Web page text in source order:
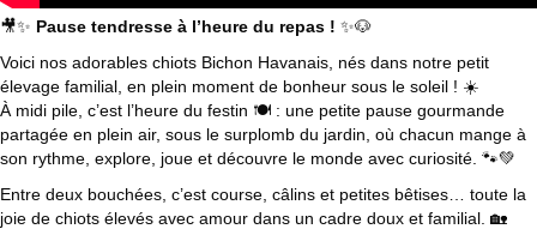
🎥✨ Pause tendresse à l’heure du repas ! ✨🐶
Voici nos adorables chiots Bichon Havanais, nés dans notre petit
élevage familial, en plein moment de bonheur sous le soleil ! ☀️
À midi pile, c’est l’heure du festin 🍽️ : une petite pause gourmande
partagée en plein air, sous le surplomb du jardin, où chacun mange à
son rythme, explore, joue et découvre le monde avec curiosité. 🐾💚
Entre deux bouchées, c’est course, câlins et petites bêtises… toute la
joie de chiots élevés avec amour dans un cadre doux et familial. 🏡